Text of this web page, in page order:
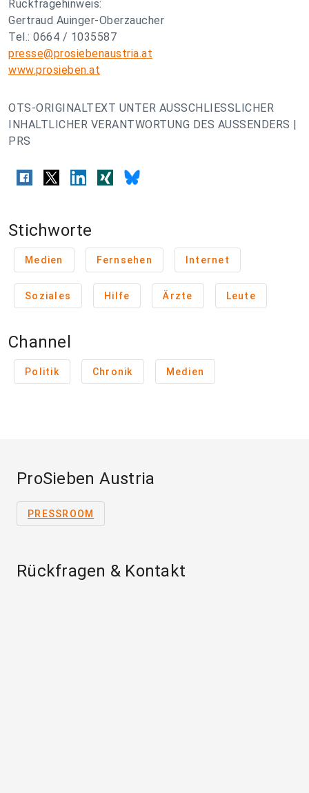
Rückfragehinweis:
Gertraud Auinger-Oberzaucher
Tel.: 0664 / 1035587
presse@prosiebenaustria.at
www.prosieben.at
OTS-ORIGINALTEXT UNTER AUSSCHLIESSLICHER
INHALTLICHER VERANTWORTUNG DES AUSSENDERS |
PRS
Stichworte
Medien Fernsehen Internet
Soziales Hilfe Ärzte Leute
Channel
Politik Chronik Medien
ProSieben Austria
PRESSROOM
Rückfragen & Kontakt